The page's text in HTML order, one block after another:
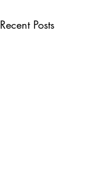
Recent Posts